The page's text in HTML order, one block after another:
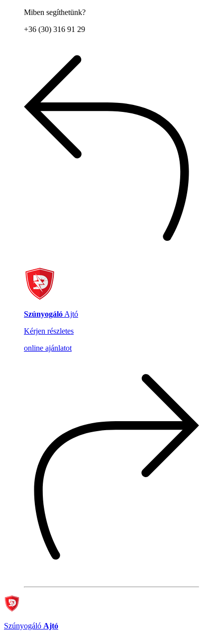
Miben segíthetünk?
+36 (30) 316 91 29
Szúnyogáló Ajtó
Kérjen részletes
online ajánlatot
Szúnyogáló Ajtó